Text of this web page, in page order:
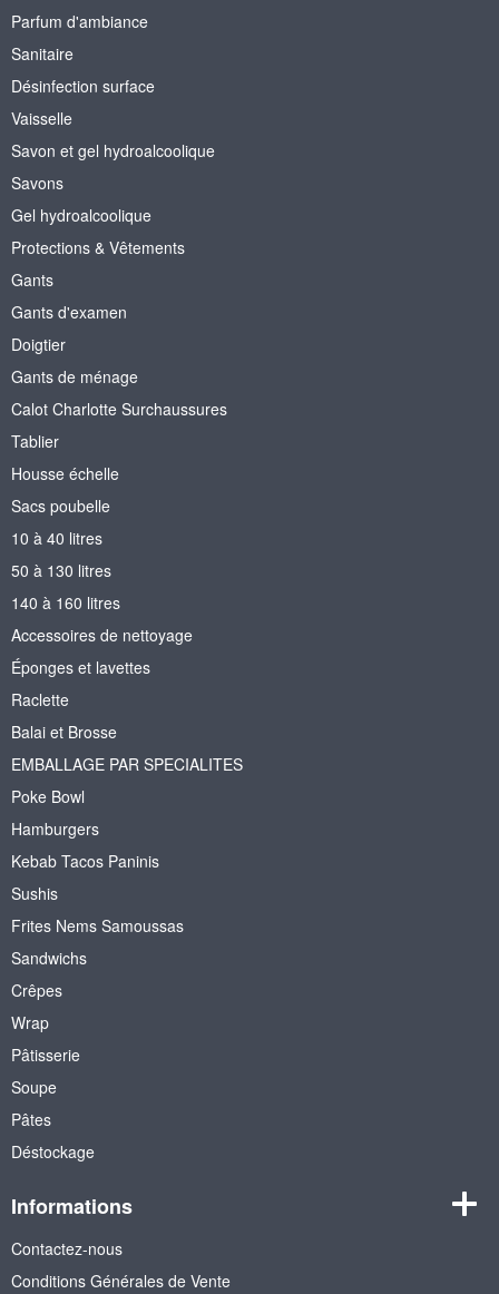
Parfum d'ambiance
Sanitaire
Désinfection surface
Vaisselle
Savon et gel hydroalcoolique
Savons
Gel hydroalcoolique
Protections & Vêtements
Gants
Gants d'examen
Doigtier
Gants de ménage
Calot Charlotte Surchaussures
Tablier
Housse échelle
Sacs poubelle
10 à 40 litres
50 à 130 litres
140 à 160 litres
Accessoires de nettoyage
Éponges et lavettes
Raclette
Balai et Brosse
EMBALLAGE PAR SPECIALITES
Poke Bowl
Hamburgers
Kebab Tacos Paninis
Sushis
Frites Nems Samoussas
Sandwichs
Crêpes
Wrap
Pâtisserie
Soupe
Pâtes
Déstockage
Informations
Contactez-nous
Conditions Générales de Vente